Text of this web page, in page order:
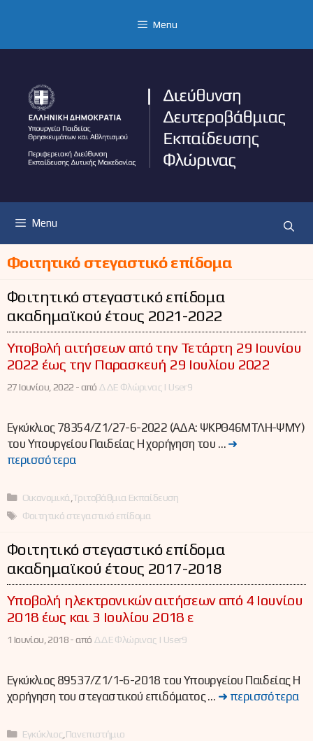
Menu
Menu
Φοιτητικό στεγαστικό επίδομα
Φοιτητικό στεγαστικό επίδομα
ακαδημαϊκού έτους 2021-2022
Υποβολή αιτήσεων από την Τετάρτη 29 Ιουνίου
2022 έως την Παρασκευή 29 Ιουλίου 2022
27 Ιουνίου, 2022 -από ΔΔΕ Φλώρινας | User9
Εγκύκλιος 78354/Ζ1/27-6-2022 (ΑΔΑ: ΨΚΡΘ46ΜΤΛΗ-ΨΜΥ)
του Υπουργείου Παιδείας Η χορήγηση του … ➜
περισσότερα
Κατηγορίες
Οικονομικά Τριτοβάθμια Εκπαίδευση
Ετικέτες
Φοιτητικό στεγαστικό επίδομα
Φοιτητικό στεγαστικό επίδομα
ακαδημαϊκού έτους 2017-2018
Υποβολή ηλεκτρονικών αιτήσεων από 4 Ιουνίου
2018 έως και 3 Ιουλίου 2018 ε
1 Ιουνίου, 2018 -από ΔΔΕ Φλώρινας | User9
Εγκύκλιος 89537/Ζ1/1-6-2018 του Υπουργείου Παιδείας Η
χορήγηση του στεγαστικού επιδόματος … ➜ περισσότερα
Κατηγορίες
Εγκύκλιος Πανεπιστήμιο